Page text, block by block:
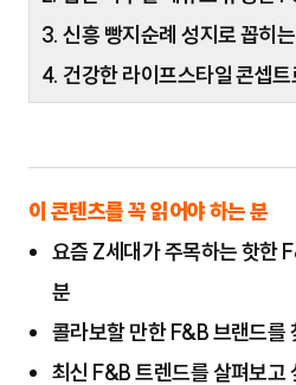
3. 신흥 빵지순례 성지로 꼽히
4. 건강한 라이프스타일 콘셉
이 콘텐츠를 꼭 읽어야 하는 분
요즘 Z세대가 주목하는 핫한
분
콜라보할 만한 F&B 브랜드를
최신 F&B 트렌드를 살펴보고